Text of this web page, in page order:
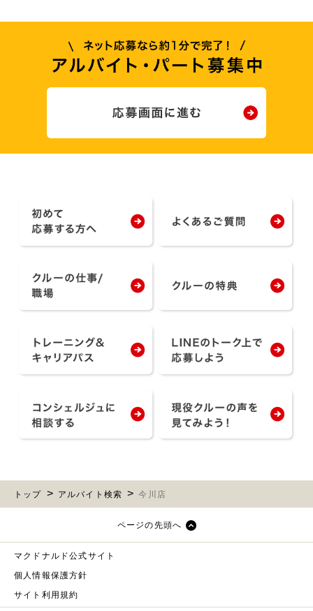
トップ アルバイト検索 今川店
ページの先頭へ
マクドナルド公式サイト
個人情報保護方針
サイト利用規約